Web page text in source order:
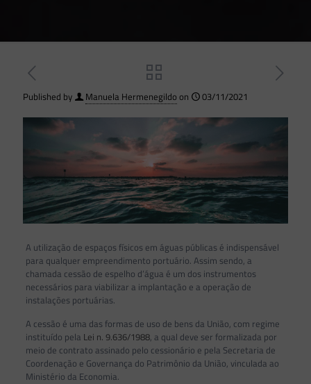
Published by Manuela Hermenegildo on 03/11/2021
A utilização de espaços físicos em águas públicas é indispensável
para qualquer empreendimento portuário. Assim sendo, a
chamada cessão de espelho d’água é um dos instrumentos
necessários para viabilizar a implantação e a operação de
instalações portuárias.
A cessão é uma das formas de uso de bens da União, com regime
instituído pela Lei n. 9.636/1988, a qual deve ser formalizada por
meio de contrato assinado pelo cessionário e pela Secretaria de
Coordenação e Governança do Patrimônio da União, vinculada ao
Ministério da Economia.